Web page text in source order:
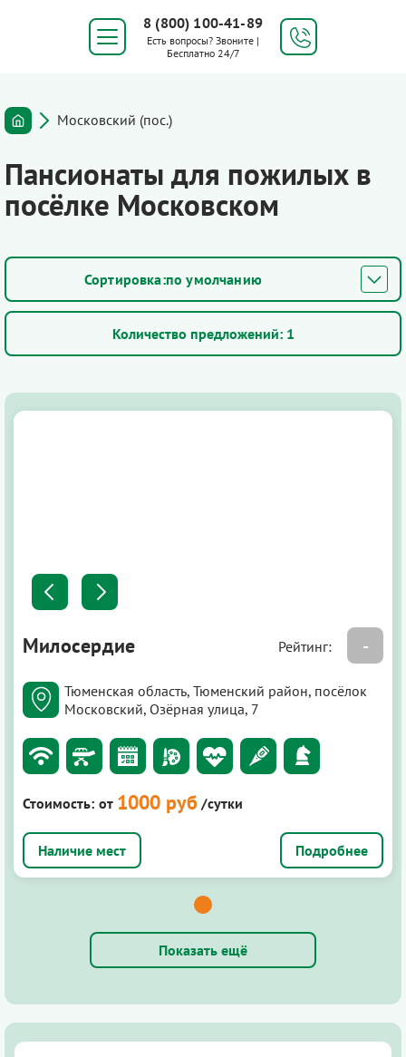
8 (800) 100-41-89
Есть вопросы? Звоните |
Бесплатно 24/7
Московский (пос.)
Пансионаты для пожилых в
посёлке Московском
по умолчанию
Количество предложений: 1
Милосердие Рейтинг: -
Тюменская область, Тюменский район, посёлок
Московский, Озёрная улица, 7
Стоимость: от 1000 руб /сутки
Подробнее
Показать ещё